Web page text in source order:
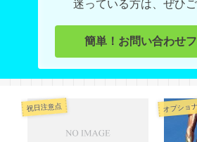
迷っている方は、ぜひご
簡単！お問い合わせ
祝日注意点 オプショ